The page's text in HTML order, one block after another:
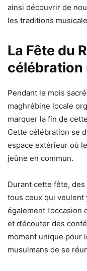
ainsi découvrir de
les traditions
La Fête du
célébration
Pendant le mois
maghrébine locale
marquer la fin de
Cette célébration se
espace extérieur où
jeûne en commun.
Durant cette fête,
tous ceux qui
également
et d’écouter des
moment unique pour
musulmans de se